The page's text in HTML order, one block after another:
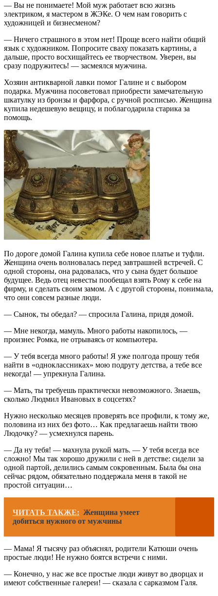
— Вы не понимаете! Мой муж работает всю жизнь
электриком, я мастером в ЖЭКе. О чем нам говорить с
художницей и бизнесменом?
— Ничего страшного в этом нет! Проще всего найти общий
язык с художником. Попросите сваху показать картины, а
дальше, просто восхищайтесь ее творчеством. Уверен, вы
сразу подружитесь! — засмеялся мужчина.
Хозяин антикварной лавки помог Галине и с выбором
подарка. Мужчина посоветовал приобрести замечательную
шкатулку из бронзы и фарфора, с ручной росписью. Женщина
купила недешевую вещицу, и поблагодарила старика за
помощь.
По дороге домой Галина купила себе новое платье и туфли.
Женщина очень волновалась перед завтрашней встречей. С
одной стороны, она радовалась, что у сына будет большое
будущее. Ведь отец невесты пообещал взять Рому к себе на
фирму, и сделать своим замом. А с другой стороны, понимала,
что они совсем разные люди.
— Сынок, ты обедал? — спросила Галина, придя домой.
— Мне некогда, мамуль. Много работы накопилось, —
произнес Ромка, не отрываясь от компьютера.
— У тебя всегда много работы! Я уже полгода прошу тебя
найти в «одноклассниках» мою подругу детства, а тебе все
некогда! — упрекнула Галина.
— Мать, ты требуешь практически невозможного. Знаешь,
сколько Людмил Ивановых в соцсетях?
Нужно несколько месяцев проверять все профили, к тому же,
половина из них без фото… Как предлагаешь найти твою
Людочку? — усмехнулся парень.
— Да ну тебя! — махнула рукой мать. — У тебя всегда все
сложно! Мы так хорошо дружили с ней в детстве: сидели за
одной партой, делились самым сокровенным. Была бы она
сейчас рядом, обязательно поддержала меня в такой не
простой ситуации…
ЧИТАТЬ ТАКЖЕ: Женщина умеет
добиться нужного от мужчины
— Мама! Я тысячу раз объяснял, родители Катюши очень
простые люди! Не нужно боятся встречи с ними.
— Конечно, у нас же все простые люди живут во дворцах и
имеют собственные галереи! — сказала с сарказмом Галя.